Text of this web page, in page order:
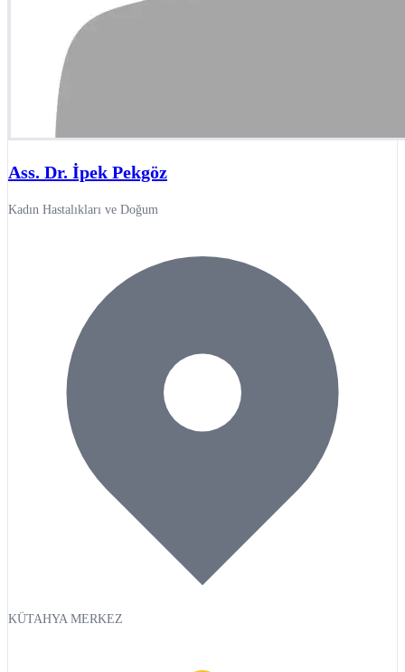
Ass. Dr. İpek Pekgöz
Kadın Hastalıkları ve Doğum
KÜTAHYA MERKEZ